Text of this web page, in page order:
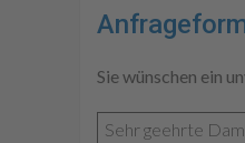
Sie wünschen ein